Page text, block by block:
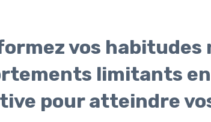
vos habitudes
limitants
pour atteindre